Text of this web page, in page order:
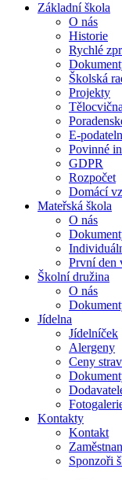
Základní škola
O nás
Historie
Rychlé
Školská
Projekty
Tělocvična
E-
Povinné
GDPR
Rozpočet
Domácí
Mateřská škola
O nás
První den
Školní družina
O nás
Jídelna
Jídelníček
Alergeny
Ceny
Kontakty
Kontakt
Sponzoři